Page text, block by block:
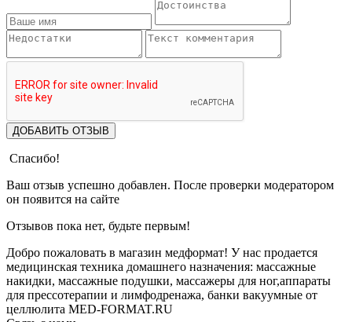
ДОБАВИТЬ ОТЗЫВ
Спасибо!
Ваш отзыв успешно добавлен. После проверки модератором
он появится на сайте
Отзывов пока нет, будьте первым!
Добро пожаловать в магазин медформат! У нас продается
медицинская техника домашнего назначения: массажные
накидки, массажные подушки, массажеры для ног,аппараты
для прессотерапии и лимфодренажа, банки вакуумные от
целлюлита MED-FORMAT.RU